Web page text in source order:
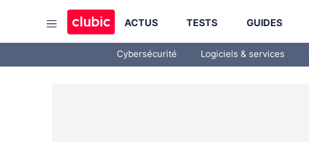
ACTUS TESTS GUIDES
Cybersécurité Logiciels & services